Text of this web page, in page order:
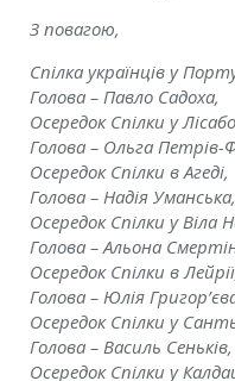
З повагою,
Спілка українців у
Голова – Павло Садоха,
Осередок Спілки у
Голова – Ольга Петрів-
Осередок Спілки в Агеді,
Голова – Надія Уманська,
Осередок Спілки у Віла
Голова – Альона Смерті
Осередок Спілки в Лейрії
Голова – Юлія Григор’є
Осередок Спілки у
Голова – Василь Сеньків,
Осередок Спілки у